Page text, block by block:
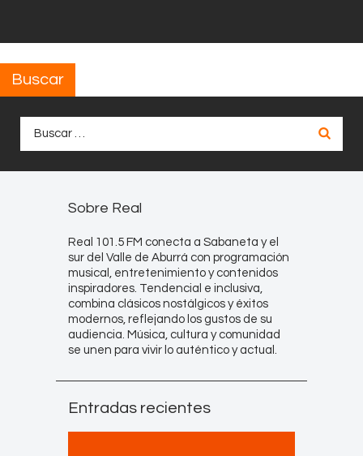
Buscar
Sobre Real
Real 101.5 FM conecta a Sabaneta y el
sur del Valle de Aburrá con programación
musical, entretenimiento y contenidos
inspiradores. Tendencial e inclusiva,
combina clásicos nostálgicos y éxitos
modernos, reflejando los gustos de su
audiencia. Música, cultura y comunidad
se unen para vivir lo auténtico y actual.
Entradas recientes